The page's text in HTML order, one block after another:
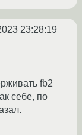
23:28:19
fb2
себе, по